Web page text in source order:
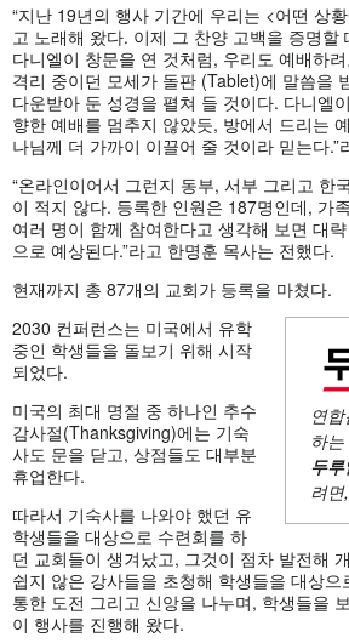
“지난 19년의 행사 기간에 우리는 <어떤 상
고 노래해 왔다. 이제 그 찬양 고백을 증명할
다니엘이 창문을 연 것처럼, 우리도 예배하
격리 중이던 모세가 돌판 (Tablet)에 말씀을
다운받아 둔 성경을 펼쳐 들 것이다. 다니엘
향한 예배를 멈추지 않았듯, 방에서 드리는
나님께 더 가까이 이끌어 줄 것이라 믿는다.”
“온라인이어서 그런지 동부, 서부 그리고 한
이 적지 않다. 등록한 인원은 187명인데, 가
여러 명이 함께 참여한다고 생각해 보면 대
으로 예상된다.”라고 한명훈 목사는 전했다.
현재까지 총 87개의 교회가 등록을 마쳤다.
연
하
두
려면,
2030 컨퍼런스는 미국에서 유학
중인 학생들을 돌보기 위해 시작
되었다.
미국의 최대 명절 중 하나인 추수
감사절(Thanksgiving)에는 기숙
사도 문을 닫고, 상점들도 대부분
휴업한다.
따라서 기숙사를 나와야 했던 유
학생들을 대상으로 수련회를 하
던 교회들이 생겨났고, 그것이 점차 발전해
쉽지 않은 강사들을 초청해 학생들을 대상
통한 도전 그리고 신앙을 나누며, 학생들을
이 행사를 진행해 왔다.